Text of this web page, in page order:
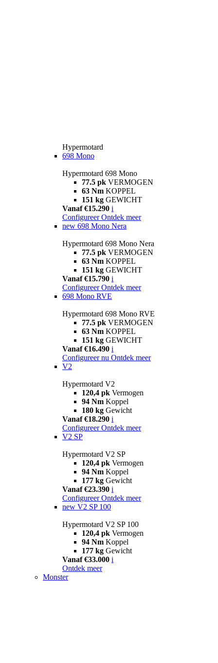
Hypermotard
698 Mono
Hypermotard 698 Mono
77.5 pk VERMOGEN
63 Nm KOPPEL
151 kg GEWICHT
Vanaf €15.290 i
Configureer Ontdek meer
new 698 Mono Nera
Hypermotard 698 Mono Nera
77.5 pk VERMOGEN
63 Nm KOPPEL
151 kg GEWICHT
Vanaf €15.790 i
Configureer Ontdek meer
698 Mono RVE
Hypermotard 698 Mono RVE
77.5 pk VERMOGEN
63 Nm KOPPEL
151 kg GEWICHT
Vanaf €16.490 i
Configureer nu Ontdek meer
V2
Hypermotard V2
120,4 pk Vermogen
94 Nm Koppel
180 kg Gewicht
Vanaf €18.290 i
Configureer Ontdek meer
V2 SP
Hypermotard V2 SP
120,4 pk Vermogen
94 Nm Koppel
177 kg Gewicht
Vanaf €23.390 i
Configureer Ontdek meer
new V2 SP 100
Hypermotard V2 SP 100
120,4 pk Vermogen
94 Nm Koppel
177 kg Gewicht
Vanaf €33.000 i
Ontdek meer
Monster